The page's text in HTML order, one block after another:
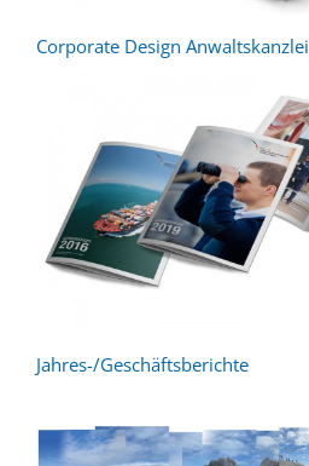
Corporate Design Anwaltskanzlei
Jahres-/Geschäftsberichte